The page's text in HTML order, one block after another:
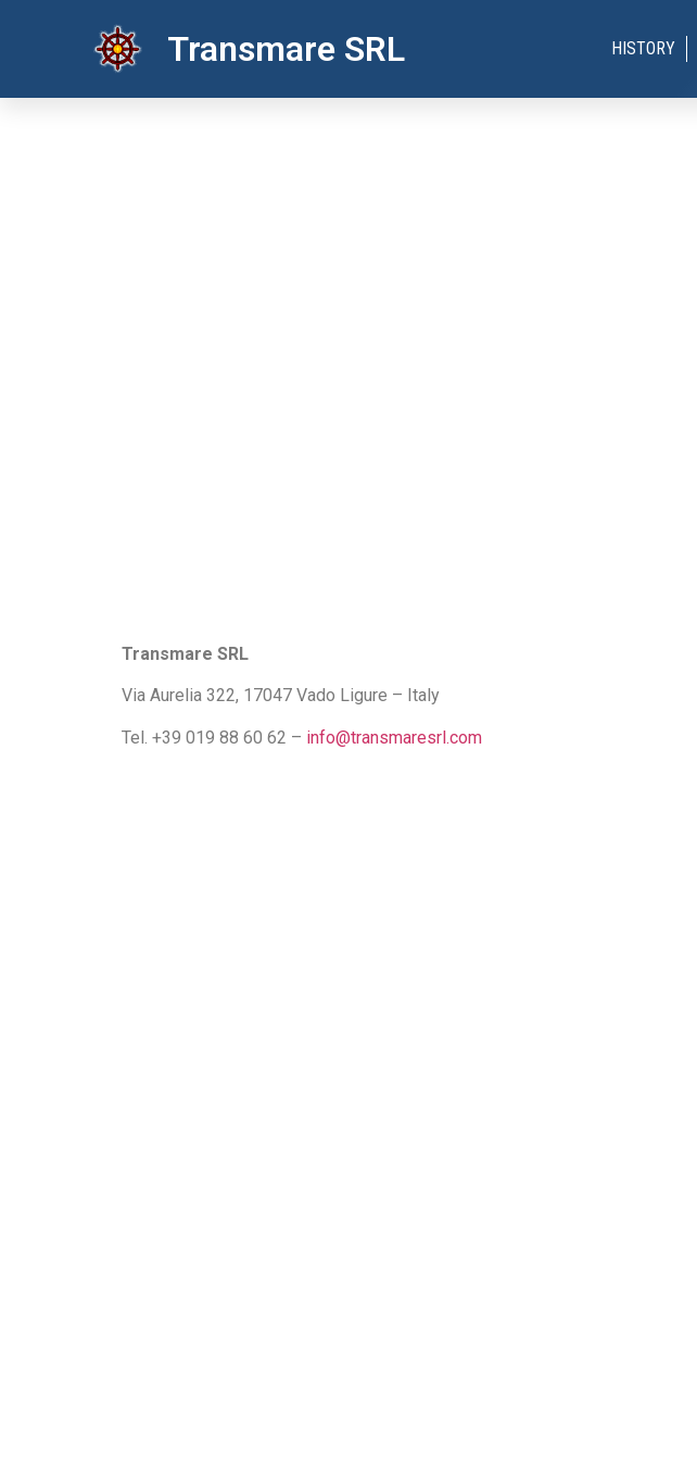
Transmare SRL HISTORY
Contacts
Transmare SRL
Via Aurelia 322, 17047 Vado Ligure – Italy
Tel. +39 019 88 60 62 – info@transmaresrl.com